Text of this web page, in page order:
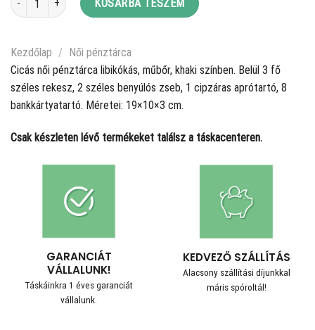
KOSÁRBA TESZEM
Kezdőlap / Női pénztárca
Cicás női pénztárca libikókás, műbőr, khaki színben. Belül 3 fő
széles rekesz, 2 széles benyúlós zseb, 1 cipzáras aprótartó, 8
bankkártyatartó. Méretei: 19×10×3 cm.
Csak készleten lévő termékeket találsz a táskacenteren.
GARANCIÁT
VÁLLALUNK!
Táskáinkra 1 éves garanciát
vállalunk.
KEDVEZŐ SZÁLLÍTÁS
Alacsony szállítási díjunkkal
máris spóroltál!